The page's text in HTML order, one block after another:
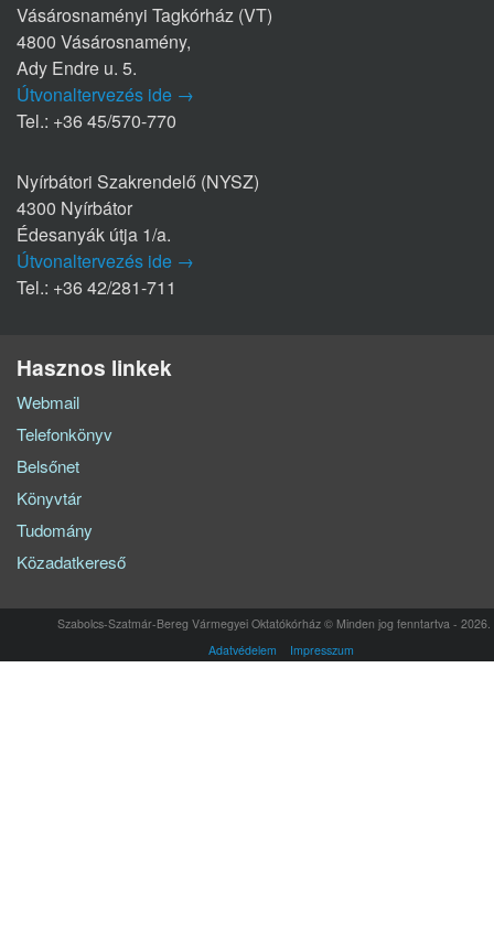
Vásárosnaményi Tagkórház (VT)
4800 Vásárosnamény,
Ady Endre u. 5.
Útvonaltervezés ide →
Tel.: +36 45/570-770
Nyírbátori Szakrendelő (NYSZ)
4300 Nyírbátor
Édesanyák útja 1/a.
Útvonaltervezés ide →
Tel.: +36 42/281-711
Hasznos linkek
Webmail
Telefonkönyv
Belsőnet
Könyvtár
Tudomány
Közadatkereső
Szabolcs-Szatmár-Bereg Vármegyei Oktatókórház © Minden jog fenntartva - 2026.
Adatvédelem
Impresszum